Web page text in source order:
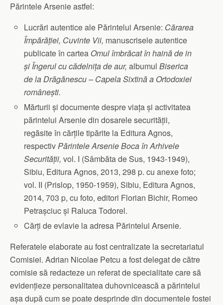
Părintele Arsenie astfel:
Lucrări autentice ale Părintelui Arsenie: Cărarea
Împărăției, Cuvinte Vii, manuscrisele autentice
publicate în cartea Omul îmbrăcat în haină de in
și Îngerul cu cădelnița de aur,albumul Biserica
de la Drăgănescu – Capela Sixtină a Ortodoxiei
românești.
Mărturii și documente despre viața și activitatea
părintelui Arsenie din dosarele securității,
regăsite în cărțile tipărite la Editura Agnos,
respectivPărintele Arsenie Boca în Arhivele
Securității,vol. I (Sâmbăta de Sus, 1943-1949),
Sibiu, Editura Agnos, 2013, 298 p. cu anexe foto;
vol. II (Prislop, 1950-1959), Sibiu, Editura Agnos,
2014, 703 p, cu foto, editori Florian Bichir, Romeo
Petrașciuc și Raluca Todorel.
Cărți de evlavie la adresa Părintelui Arsenie.
Referatele elaborate au fost centralizate la secretariatul
Comisiei. Adrian Nicolae Petcu a fost delegat de către
comisie să redacteze un referat de specialitate care să
evidențieze personalitatea duhovnicească a părintelui
așa după cum se poate desprinde din documentele fostei